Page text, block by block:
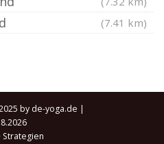
(7.41 km)
by de-yoga.de |
Strategien